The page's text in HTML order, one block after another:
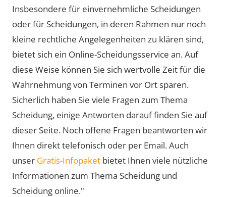
Insbesondere für einvernehmliche Scheidungen
oder für Scheidungen, in deren Rahmen nur noch
kleine rechtliche Angelegenheiten zu klären sind,
bietet sich ein Online-Scheidungsservice an. Auf
diese Weise können Sie sich wertvolle Zeit für die
Wahrnehmung von Terminen vor Ort sparen.
Sicherlich haben Sie viele Fragen zum Thema
Scheidung, einige Antworten darauf finden Sie auf
dieser Seite. Noch offene Fragen beantworten wir
Ihnen direkt telefonisch oder per Email. Auch
unser Gratis-Infopaket bietet Ihnen viele nützliche
Informationen zum Thema Scheidung und
Scheidung online."